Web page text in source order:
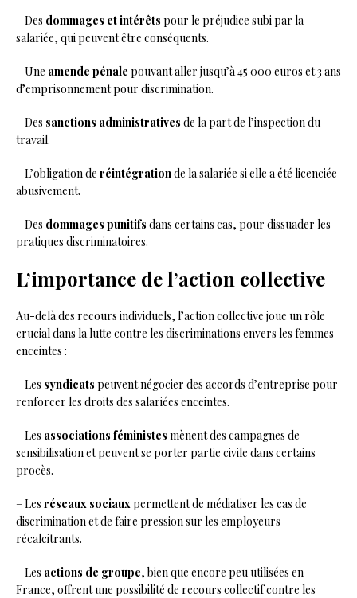
– Des dommages et intérêts pour le préjudice subi par la
salariée, qui peuvent être conséquents.
– Une amende pénale pouvant aller jusqu’à 45 000 euros et 3 ans
d’emprisonnement pour discrimination.
– Des sanctions administratives de la part de l’inspection du
travail.
– L’obligation de réintégrationde la salariée si elle a été licenciée
abusivement.
– Des dommages punitifs dans certains cas, pour dissuader les
pratiques discriminatoires.
L’importance de l’action collective
Au-delà des recours individuels, l’action collective joue un rôle
crucial dans la lutte contre les discriminations envers les femmes
enceintes :
– Les syndicats peuvent négocier des accords d’entreprise pour
renforcer les droits des salariées enceintes.
– Les associations féministes mènent des campagnes de
sensibilisation et peuvent se porter partie civile dans certains
procès.
– Les réseaux sociaux permettent de médiatiser les cas de
discrimination et de faire pression sur les employeurs
récalcitrants.
– Les actions de groupe, bien que encore peu utilisées en
France, offrent une possibilité de recours collectif contre les